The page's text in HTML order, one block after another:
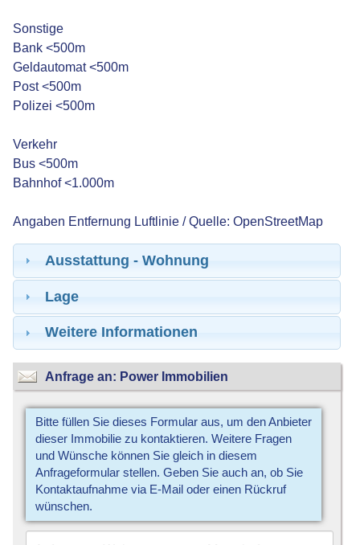
Sonstige
Bank <500m
Geldautomat <500m
Post <500m
Polizei <500m
Verkehr
Bus <500m
Bahnhof <1.000m
Angaben Entfernung Luftlinie / Quelle: OpenStreetMap
Ausstattung - Wohnung
Lage
Weitere Informationen
Anfrage an: Power Immobilien
Bitte füllen Sie dieses Formular aus, um den Anbieter
dieser Immobilie zu kontaktieren. Weitere Fragen
und Wünsche können Sie gleich in diesem
Anfrageformular stellen. Geben Sie auch an, ob Sie
Kontaktaufnahme via E-Mail oder einen Rückruf
wünschen.